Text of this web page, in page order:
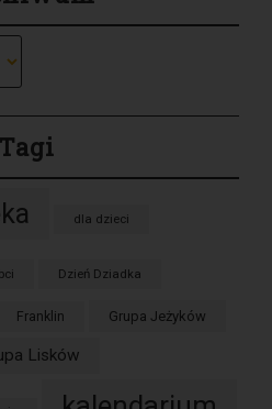
Tagi
dla dzieci
Dzień Dziadka
Franklin Grupa Jeżyków
Lisków